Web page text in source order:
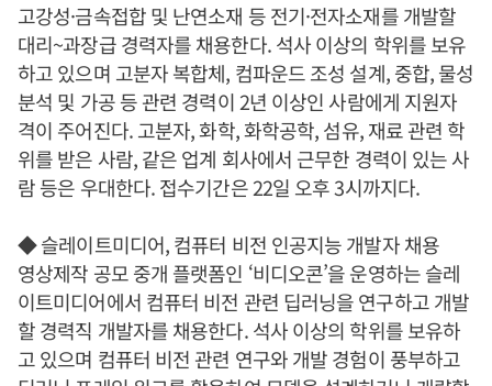
고강성·금속접합 및 난연소재 등 전기·전자소재를 개발할
대리~과장급 경력자를 채용한다. 석사 이상의 학위를 보유
하고 있으며 고분자 복합체, 컴파운드 조성 설계, 중합, 물성
분석 및 가공 등 관련 경력이 2년 이상인 사람에게 지원자
격이 주어진다. 고분자, 화학, 화학공학, 섬유, 재료 관련 학
위를 받은 사람, 같은 업계 회사에서 근무한 경력이 있는 사
람 등은 우대한다. 접수기간은 22일 오후 3시까지다.
◆ 슬레이트미디어, 컴퓨터 비전 인공지능 개발자 채용
영상제작 공모 중개 플랫폼인 ‘비디오콘’을 운영하는 슬레
이트미디어에서 컴퓨터 비전 관련 딥러닝을 연구하고 개발
할 경력직 개발자를 채용한다. 석사 이상의 학위를 보유하
고 있으며 컴퓨터 비전 관련 연구와 개발 경험이 풍부하고